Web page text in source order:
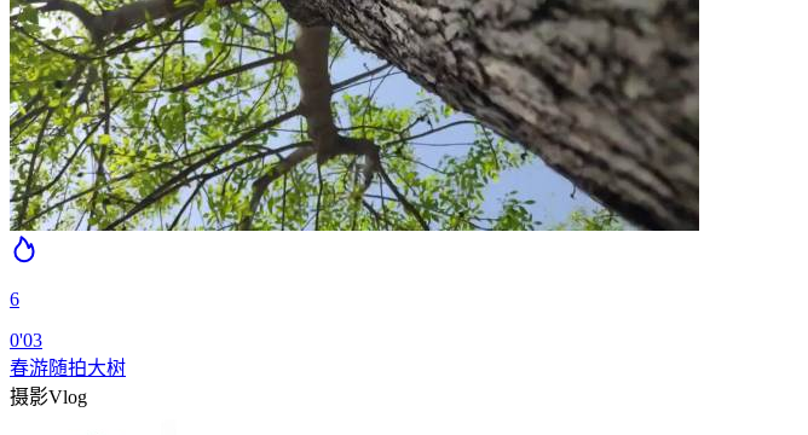
6
0'03
春游随拍大树
摄影Vlog